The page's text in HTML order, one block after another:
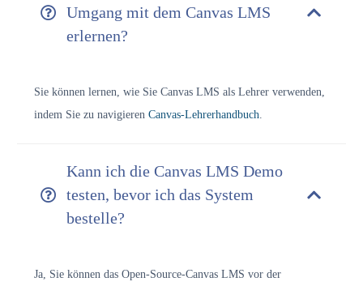
Umgang mit dem Canvas LMS
erlernen?
Sie können lernen, wie Sie Canvas LMS als Lehrer verwenden,
indem Sie zu navigieren Canvas-Lehrerhandbuch
Kann ich die Canvas LMS Demo
testen, bevor ich das System
bestelle?
Ja, Sie können das Open-Source-Canvas LMS vor der